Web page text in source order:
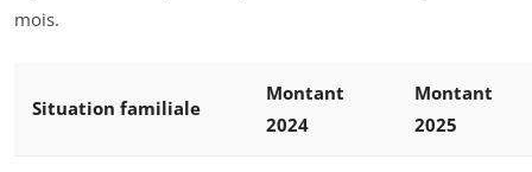
mois.
Situation familiale
Montant
2024
Montant
2025